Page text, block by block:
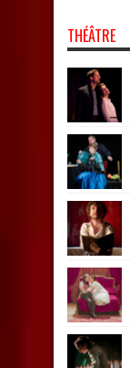
THÉÂTRE